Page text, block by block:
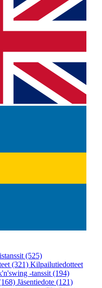
(525)
(321) Kilpailutiedotteet
-tanssit (194)
Jäsentiedote (121)